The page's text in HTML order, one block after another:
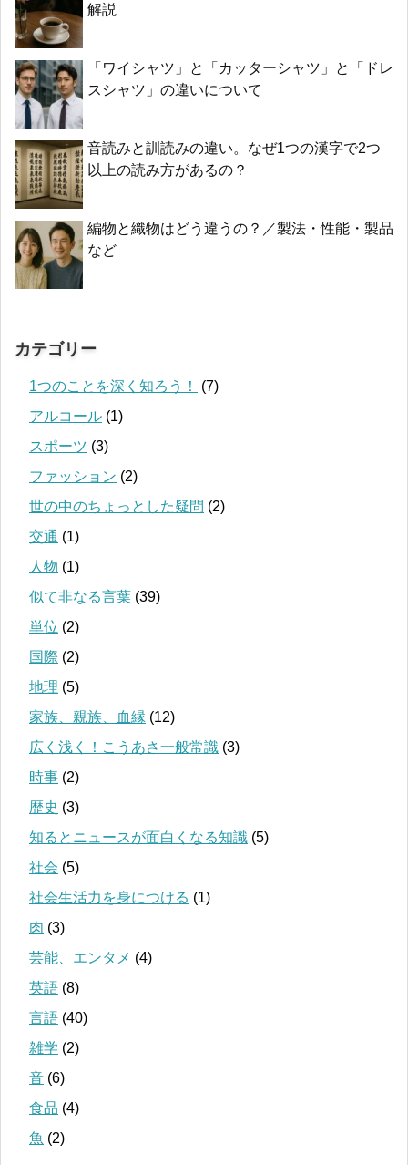
解説
「ワイシャツ」と「カッターシャツ」と「ドレ
スシャツ」の違いについて
音読みと訓読みの違い。なぜ1つの漢字で2つ
以上の読み方があるの？
編物と織物はどう違うの？／製法・性能・製品
など
カテゴリー
1つのことを深く知ろう！
(7)
アルコール (1)
スポーツ (3)
ファッション (2)
世の中のちょっとした疑問 (2)
交通 (1)
人物 (1)
似て非なる言葉 (39)
単位 (2)
国際 (2)
地理 (5)
家族、親族、血縁 (12)
広く浅く！こうあさ一般常識 (3)
時事 (2)
歴史 (3)
知るとニュースが面白くなる知識 (5)
社会 (5)
社会生活力を身につける (1)
肉 (3)
芸能、エンタメ (4)
英語 (8)
言語 (40)
雑学 (2)
音 (6)
食品 (4)
魚 (2)